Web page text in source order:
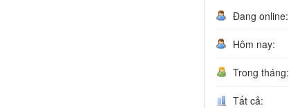
Đang online:
Hôm nay:
Trong tháng:
Tất cả: